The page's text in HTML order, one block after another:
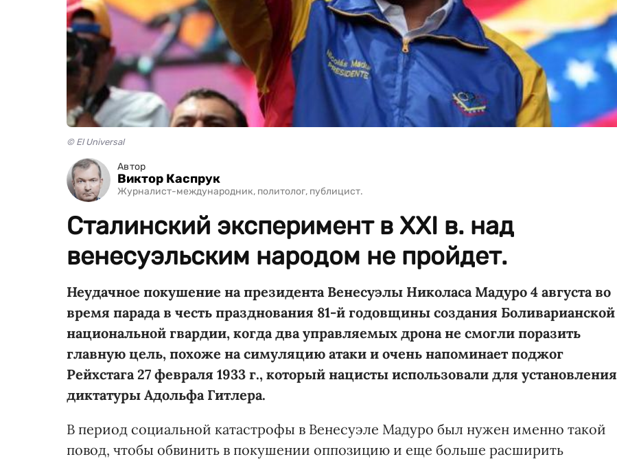
© El Universal
Автор
Виктор Каспрук
Журналист-международник, политолог, публицист.
Сталинский эксперимент в ХХІ в. над
венесуэльским народом не пройдет.
Неудачное покушение на президента Венесуэлы Николаса Мадуро 4 августа во
время парада в честь празднования 81-й годовщины создания Боливарианской
национальной гвардии, когда два управляемых дрона не смогли поразить
главную цель, похоже на симуляцию атаки и очень напоминает поджог
Рейхстага 27 февраля 1933 г., который нацисты использовали для установления
диктатуры Адольфа Гитлера.
В период социальной катастрофы в Венесуэле Мадуро был нужен именно такой
повод, чтобы обвинить в покушении оппозицию и еще больше расширить